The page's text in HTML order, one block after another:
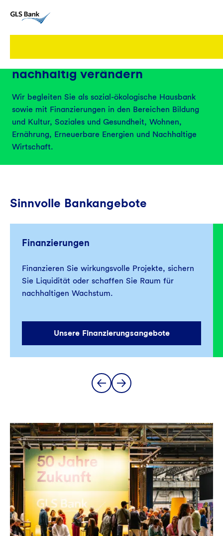
Gemeinsam Gesellschaft
nachhaltig verändern
Wir begleiten Sie als sozial-ökologische Hausbank
sowie mit Finanzierungen in den Bereichen Bildung
und Kultur, Soziales und Gesundheit, Wohnen,
Ernährung, Erneuerbare Energien und Nachhaltige
Wirtschaft.
Sinnvolle Bankangebote
Finanzierungen
Finanzieren Sie wirkungsvolle Projekte, sichern
Sie Liquidität oder schaffen Sie Raum für
nachhaltigen Wachstum.
Unsere Finanzierungsangebote